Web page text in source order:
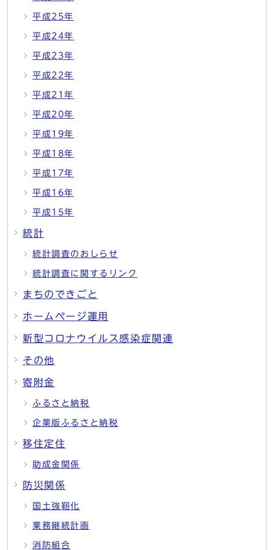
平成25年
平成24年
平成23年
平成22年
平成21年
平成20年
平成19年
平成18年
平成17年
平成16年
平成15年
統計
統計調査のおしらせ
統計調査に関するリンク
まちのできごと
ホームページ運用
新型コロナウイルス感染症関連
その他
寄附金
ふるさと納税
企業版ふるさと納税
移住定住
助成金関係
防災関係
国土強靭化
業務継続計画
消防組合